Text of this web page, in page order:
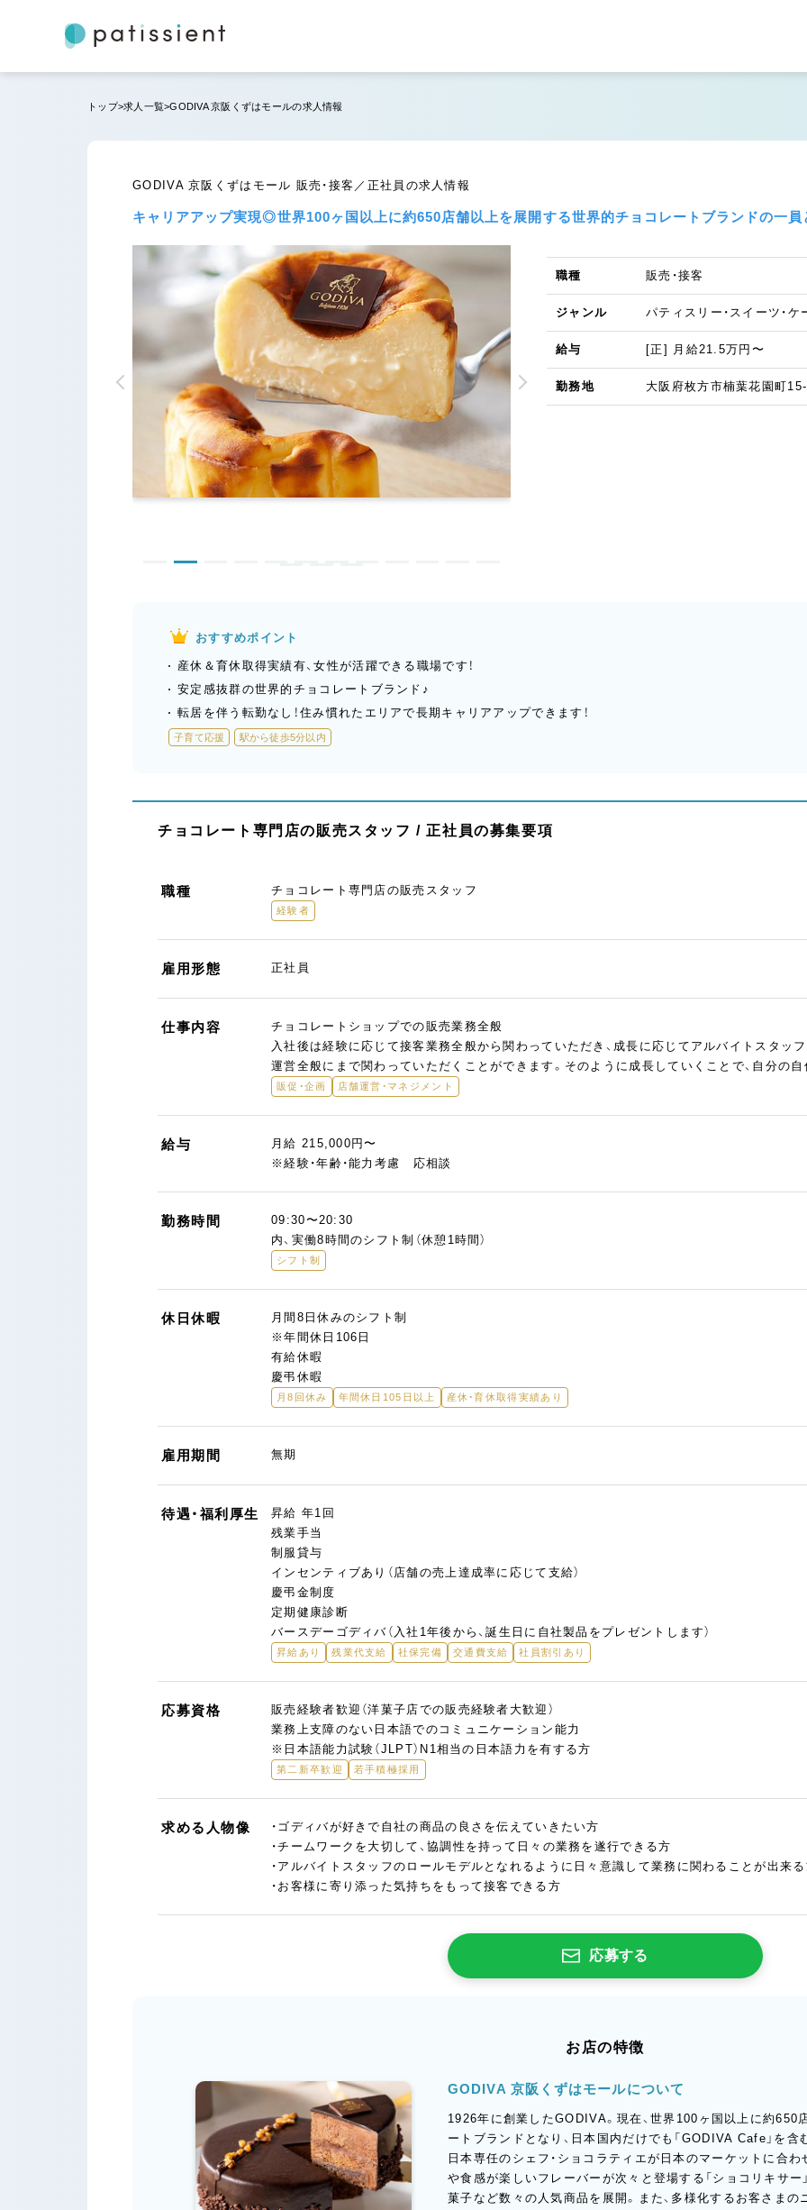
トップ 求人一覧 GODIVA 京阪くずはモールの求人情報
GODIVA 京阪くずはモール 販売・接客／正社員の求人情報
キャリアアップ実現◎世界100ヶ国以上に約650店舗以上を展開する世界的チョコレートブランドの一員
職種 販売・接客
ジャンル パティスリー・スイーツ・ケ
給与 [正] 月給21.5万円〜
勤務地 大阪府枚方市楠葉花園町
おすすめポイント
産休＆育休取得実績有、女性が活躍できる職場です！
安定感抜群の世界的チョコレートブランド♪
転居を伴う転勤なし！住み慣れたエリアで長期キャリアアップできます！
子育て応援 駅から徒歩5分以内
チョコレート専門店の販売スタッフ / 正社員の募集要項
職種 チョコレート専門店の販売スタッフ
経験者
雇用形態 正社員
仕事内容
チョコレートショップでの販売業務全般
入社後は経験に応じて接客業務全般から関わっていただき、成長に応じてアルバイトスタッ
運営全般にまで関わっていただくことができます。そのように成長していくことで、自分の自
販促・企画 店舗運営・マネジメント
給与
月給 215,000円〜
※経験・年齢・能力考慮 応相談
勤務時間
09:30〜20:30
内、実働8時間のシフト制（休憩1時間）
シフト制
休日休暇
月間8日休みのシフト制
※年間休日106日
有給休暇
慶弔休暇
月8回休み 年間休日105日以上 産休・育休取得実績あり
雇用期間 無期
待遇・福利厚生
昇給 年1回
残業手当
制服貸与
インセンティブあり（店舗の売上達成率に応じて支給）
慶弔金制度
定期健康診断
バースデーゴディバ（入社1年後から、誕生日に自社製品をプレゼントします）
昇給あり 残業代支給 社保完備 交通費支給 社員割引あり
応募資格
販売経験者歓迎（洋菓子店での販売経験者大歓迎）
業務上支障のない日本語でのコミュニケーション能力
※日本語能力試験（JLPT）N1相当の日本語力を有する方
第二新卒歓迎 若手積極採用
求める人物像
・ゴディバが好きで自社の商品の良さを伝えていきたい方
・チームワークを大切して、協調性を持って日々の業務を遂行できる方
・アルバイトスタッフのロールモデルとなれるように日々意識して業務に関わることが出来
・お客様に寄り添った気持ちをもって接客できる方
応募する
お店の特徴
GODIVA 京阪くずはモールについて
1926年に創業したGODIVA。現在、世界100ヶ国以上に約650
ートブランドとなり、日本国内だけでも「GODIVA Cafe」を
日本専任のシェフ・ショコラティエが日本のマーケットに合
や食感が楽しいフレーバーが次々と登場する「ショコリキサー
菓子など数々の人気商品を展開。また、多様化するお客さま